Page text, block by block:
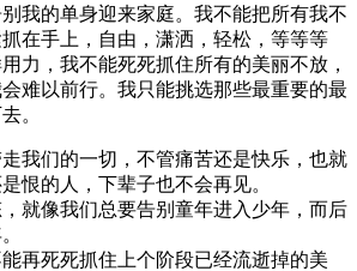
我的单身迎来家庭。我不能把所有我不
在手上，自由，潇洒，轻松，等等等
力，我不能死死抓住所有的美丽不放，
难以前行。我只能挑选那些最重要的最
。
我们的一切，不管痛苦还是快乐，也就
恨的人，下辈子也不会再见。
就像我们总要告别童年进入少年，而后
再死死抓住上个阶段已经流逝掉的美